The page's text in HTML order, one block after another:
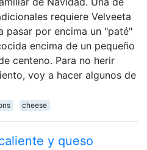
requiere Velveeta
pasar por encima un "paté"
encima de un pequeño
centeno. Para no herir
voy a hacer algunos de
cheese
y queso